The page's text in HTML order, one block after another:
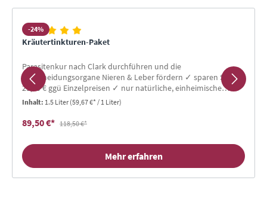
-24%
Kräutertinkturen-Paket
Parasitenkur nach Clark durchführen und die
Ausscheidungsorgane Nieren & Leber fördern ✓ sparen Sie
29,50 € ggü Einzelpreisen ✓ nur natürliche, einheimische
Zutaten ✓ praktisch einzunehmen
Inhalt: 1.5 Liter (59,67 €* / 1 Liter)
89,50 €* 118,50 €*
Mehr erfahren